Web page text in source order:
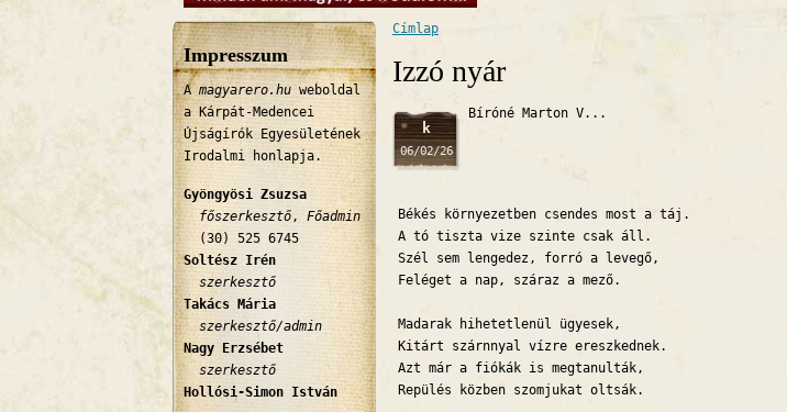
Impresszum
A magyarero.hu weboldal
a Kárpát-Medencei
Újságírók Egyesületének
Irodalmi honlapja.
Gyöngyösi Zsuzsa
főszerkesztő ,
Főadmin
(30) 525 6745
Soltész Irén
szerkesztő
Takács Mária
szerkesztő/admin
Nagy Erzsébet
szerkesztő
Hollósi-Simon István
Jelenlegi hely
Címlap
Izzó nyár
k
06/02/26
Bíróné Marton V...
Békés környezetben csendes most a táj.
A tó tiszta vize szinte csak áll.
Szél sem lengedez, forró a levegő,
Feléget a nap, száraz a mező.
Madarak hihetetlenül ügyesek,
Kitárt szárnnyal vízre ereszkednek.
Azt már a fiókák is megtanulták,
Repülés közben szomjukat oltsák.